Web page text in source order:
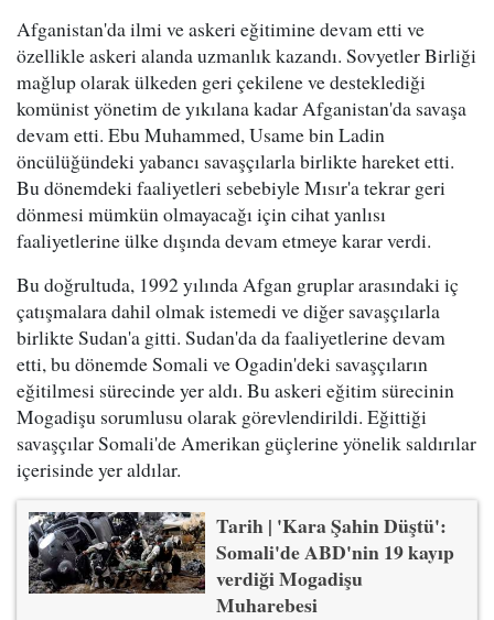
Afganistan'da ilmi ve askeri eğitimine devam etti ve
özellikle askeri alanda uzmanlık kazandı. Sovyetler Birliği
mağlup olarak ülkeden geri çekilene ve desteklediği
komünist yönetim de yıkılana kadar Afganistan'da savaşa
devam etti. Ebu Muhammed, Usame bin Ladin
öncülüğündeki yabancı savaşçılarla birlikte hareket etti.
Bu dönemdeki faaliyetleri sebebiyle Mısır'a tekrar geri
dönmesi mümkün olmayacağı için cihat yanlısı
faaliyetlerine ülke dışında devam etmeye karar verdi.
Bu doğrultuda, 1992 yılında Afgan gruplar arasındaki iç
çatışmalara dahil olmak istemedi ve diğer savaşçılarla
birlikte Sudan'a gitti. Sudan'da da faaliyetlerine devam
etti, bu dönemde Somali ve Ogadin'deki savaşçıların
eğitilmesi sürecinde yer aldı. Bu askeri eğitim sürecinin
Mogadişu sorumlusu olarak görevlendirildi. Eğittiği
savaşçılar Somali'de Amerikan güçlerine yönelik saldırılar
içerisinde yer aldılar.
Tarih | 'Kara Şahin Düştü':
Somali'de ABD'nin 19 kayıp
verdiği Mogadişu
Muharebesi